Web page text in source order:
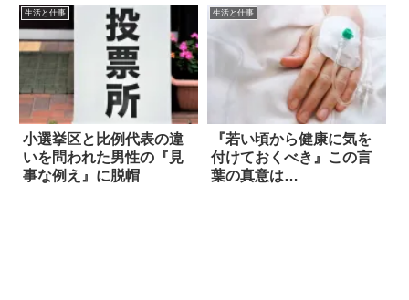
生活と仕事
小選挙区と比例代表の違
いを問われた男性の『見
事な例え』に脱帽
生活と仕事
『若い頃から健康に気を
付けておくべき』この言
葉の真意は…